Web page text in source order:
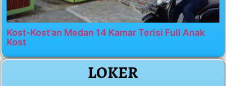
Kost-Kost’an Medan 14 Kamar Terisi Full Anak
Kost
LOKER